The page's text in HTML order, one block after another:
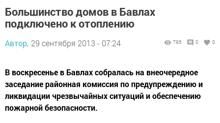
Большинство домов в Бавлах
подключено к отоплению
Автор, 29 сентября 2013 - 07:24 795 0 0
В воскресенье в Бавлах собралась на внеочередное
заседание районная комиссия по предупреждению и
ликвидации чрезвычайных ситуаций и обеспечению
пожарной безопасности.